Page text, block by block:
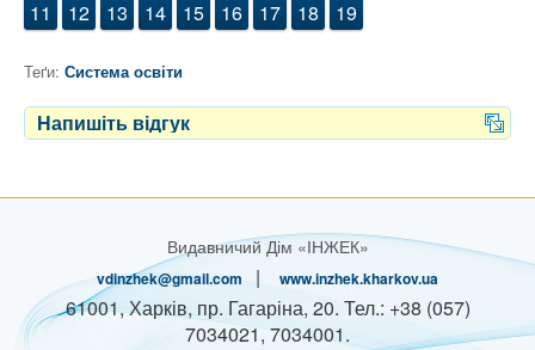
11
12 13 14 15 16 17 18 19
Теґи: Система освіти
Напишіть відгук
Видавничий Дім «ІНЖЕК»
vdinzhek@gmail.com | www.inzhek.kharkov.ua
61001, Харків, пр. Гагаріна, 20. Тел.: +38 (057)
7034021, 7034001.